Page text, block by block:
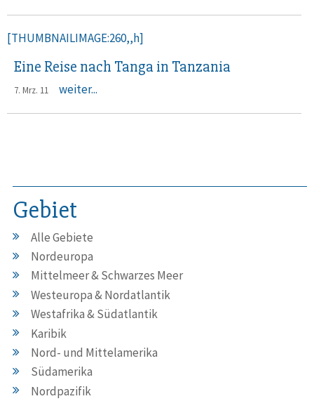
[THUMBNAILIMAGE:260,,h]
Eine Reise nach Tanga in Tanzania
7. Mrz. 11 weiter...
Gebiet
Alle Gebiete
Nordeuropa
Mittelmeer & Schwarzes Meer
Westeuropa & Nordatlantik
Westafrika & Südatlantik
Karibik
Nord- und Mittelamerika
Südamerika
Nordpazifik